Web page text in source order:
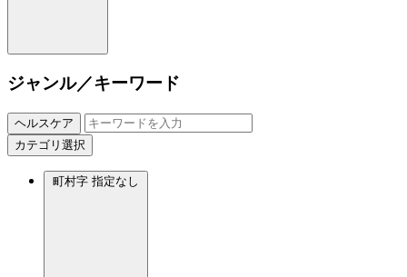
ジャンル／キーワード
ヘルスケア
カテゴリ選択
町村字 指定なし